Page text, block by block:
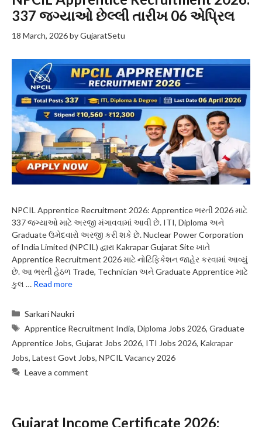
337 જગ્યાઓ છેલ્લી તારીખ 06 એપ્રિલ
18 March, 2026byGujaratSetu
NPCIL Apprentice Recruitment 2026: Apprentice ભરતી 2026 માટે
337 જગ્યાઓ માટે અરજી મંગાવવામાં આવી છે. ITI, Diploma અને
Graduate ઉમેદવારો અરજી કરી શકે છે. Nuclear Power Corporation
of India Limited (NPCIL) દ્વારા Kakrapar Gujarat Site ખાતે
Apprentice Recruitment 2026 માટે નોટિફિકેશન જાહેર કરવામાં આવ્યું
છે. આ ભરતી હેઠળ Trade, Technician અને Graduate Apprentice માટે
કુલ … Read more
Categories
Sarkari Naukri
Tags
Apprentice Recruitment India,Diploma Jobs 2026,Graduate
Apprentice Jobs, Gujarat Jobs 2026, ITI Jobs 2026, Kakrapar
Jobs, Latest Govt Jobs, NPCIL Vacancy 2026
Leave a comment
Gujarat Income Certificate 2026: